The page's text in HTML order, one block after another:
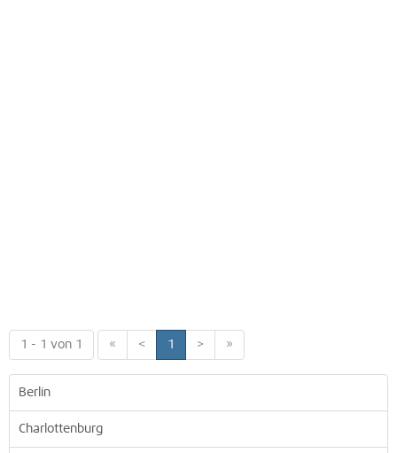
1 - 1 von 1 « < 1 > »
Berlin
Charlottenburg